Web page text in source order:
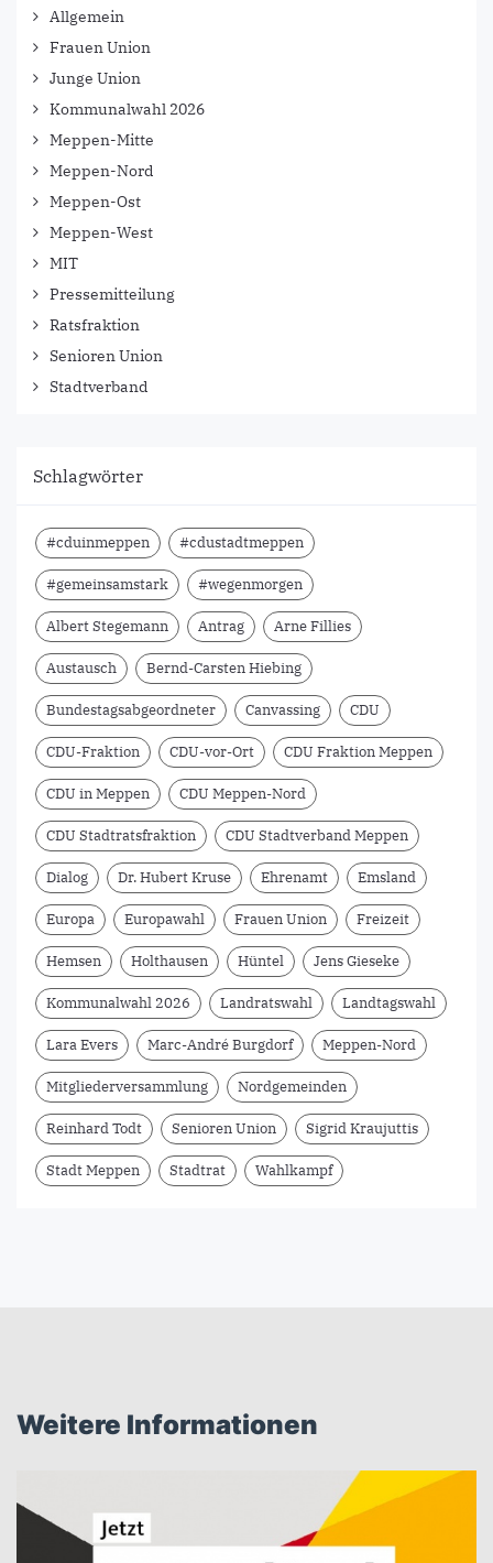
Allgemein
Frauen Union
Junge Union
Kommunalwahl 2026
Meppen-Mitte
Meppen-Nord
Meppen-Ost
Meppen-West
MIT
Pressemitteilung
Ratsfraktion
Senioren Union
Stadtverband
Schlagwörter
#cduinmeppen #cdustadtmeppen
#gemeinsamstark #wegenmorgen
Albert Stegemann Antrag Arne Fillies
Austausch Bernd-Carsten Hiebing
Bundestagsabgeordneter Canvassing CDU
CDU-Fraktion CDU-vor-Ort CDU Fraktion Meppen
CDU in Meppen CDU Meppen-Nord
CDU Stadtratsfraktion CDU Stadtverband Meppen
Dialog Dr. Hubert Kruse Ehrenamt Emsland
Europa Europawahl Frauen Union Freizeit
Hemsen Holthausen Hüntel Jens Gieseke
Kommunalwahl 2026 Landratswahl Landtagswahl
Lara Evers Marc-André Burgdorf Meppen-Nord
Mitgliederversammlung Nordgemeinden
Reinhard Todt Senioren Union Sigrid Kraujuttis
Stadt Meppen Stadtrat Wahlkampf
Weitere Informationen